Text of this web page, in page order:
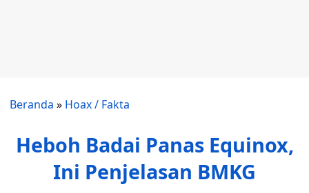
Beranda » Hoax / Fakta
Heboh Badai Panas Equinox,
Ini Penjelasan BMKG